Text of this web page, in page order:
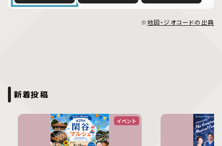
※地図・ジオコードの出典
新着投稿
イベント